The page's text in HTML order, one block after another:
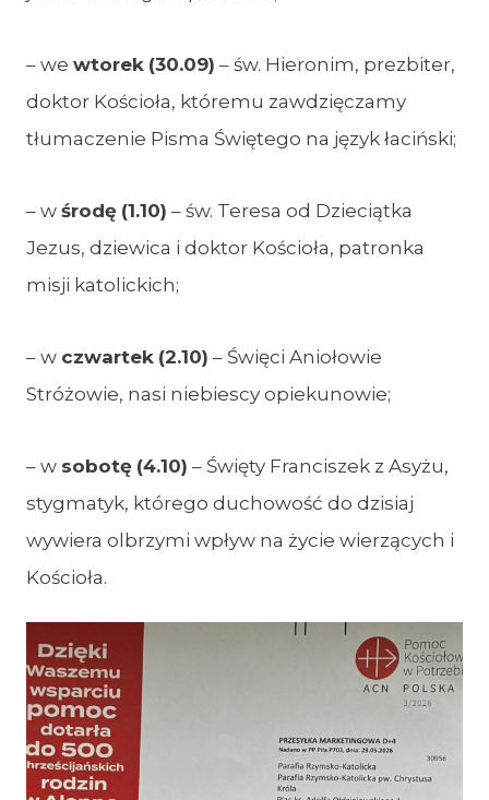
– we wtorek (30.09) – św. Hieronim, prezbiter,
doktor Kościoła, któremu zawdzięczamy
tłumaczenie Pisma Świętego na język łaciński;
– w środę (1.10) – św. Teresa od Dzieciątka
Jezus, dziewica i doktor Kościoła, patronka
misji katolickich;
– w czwartek (2.10) – Święci Aniołowie
Stróżowie, nasi niebiescy opiekunowie;
– w sobotę (4.10) – Święty Franciszek z Asyżu,
stygmatyk, którego duchowość do dzisiaj
wywiera olbrzymi wpływ na życie wierzących i
Kościoła.